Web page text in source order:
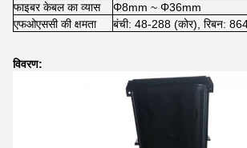
फाइबर केबल का व्यास
Φ8mm ~ Φ36mm
एफओएससी की क्षमता
बंची: 48-288 (कोर), रिबन:
विवरण: